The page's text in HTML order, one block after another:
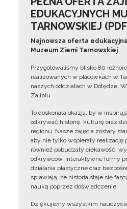
EDUKACYJNYCH
TARNOWSKIEJ
Najnowsza oferta
Muzeum Ziemi Tarnowskiej
Przygotowaliśmy blisko 80
realizowanych w placówkach w
naszych oddziałach w Dołędze,
Zalipiu.
To doskonała okazja, by w
odkrywać historię, kulturę oraz
regionu. Nasze zajęcia zostały
aby nie tylko wspierały realizację
również pobudzały ciekawość,
odkrywców. Interaktywne formy
działania plastyczne oraz
sprawiają, że historia staje się
nauką poprzez doświadczenie.
Dziękujemy wszystkim